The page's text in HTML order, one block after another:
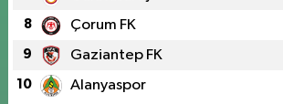
8 Çorum FK
9 Gaziantep FK
10 Alanyaspor